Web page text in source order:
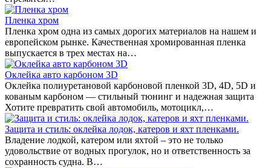
Пленка хром
Пленка хром одна из самых дорогих материалов на нашем и
европейском рынке. Качественная хромированная пленка
выпускается в трех местах на…
Оклейка авто карбоном 3D
Оклейка полиуретановой карбоновой пленкой 3D, 4D, 5D и
кованым карбоном — стильный тюнинг и надежная защита
Хотите превратить свой автомобиль, мотоцикл,…
Защита и стиль: оклейка лодок, катеров и яхт пленками.
Владение лодкой, катером или яхтой – это не только
удовольствие от водных прогулок, но и ответственность за
сохранность судна. В…